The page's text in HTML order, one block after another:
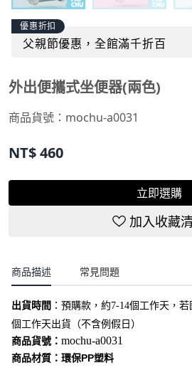
優惠折扣
父親節優惠，全館滿千折百
外出便攜式坐便器(兩色)
商品貨號： mochu-a0031
NT$460
立即選購
加入收藏
商品描述 常見問題
出貨時間 ： 預購款，約7-14個工作天，
個工作天出貨（不含例假日）
商品貨號： mochu-a0031
商品材質：環保PP塑料